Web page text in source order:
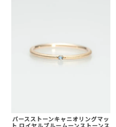
バースストーンキャニオリングマッ